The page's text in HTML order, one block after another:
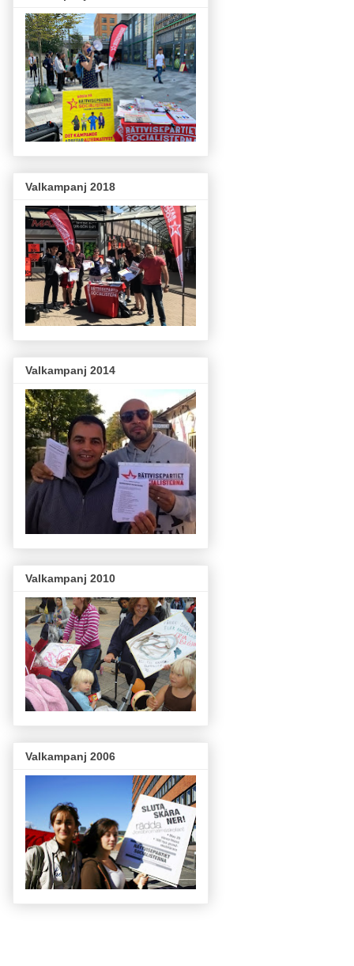
Valkampanj 2018
Valkampanj 2014
Valkampanj 2010
Valkampanj 2006